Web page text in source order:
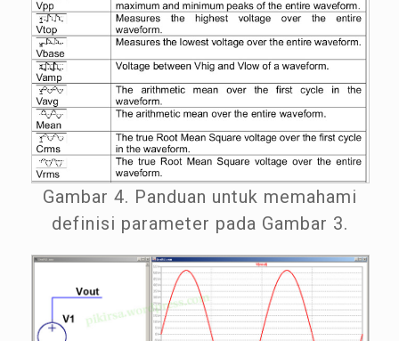
Gambar 4. Panduan untuk memahami
definisi parameter pada Gambar 3.